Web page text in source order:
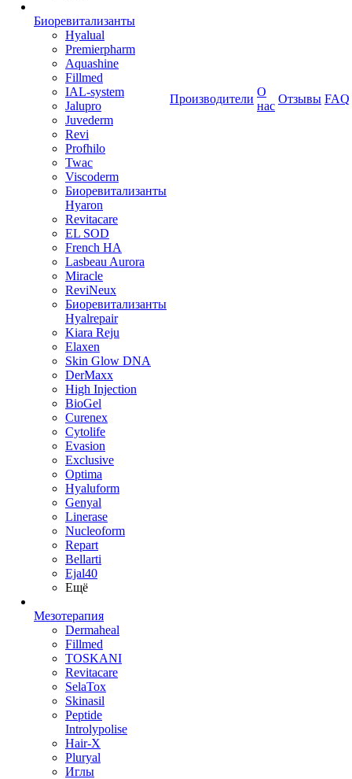
Биоревитализанты
Hyalual
Premierpharm
Aquashine
Fillmed
IAL-system
Jalupro
Juvederm
Revi
Profhilo
Twac
Viscoderm
Биоревитализанты
Hyaron
Revitacare
EL SOD
French HA
Lasbeau Aurora
Miracle
ReviNeux
Биоревитализанты
Hyalrepair
Kiara Reju
Elaxen
Skin Glow DNA
DerMaxx
High Injection
BioGel
Curenex
Cytolife
Evasion
Exclusive
Optima
Hyaluform
Genyal
Linerase
Nucleoform
Repart
Bellarti
Ejal40
Ещё
Мезотерапия
Dermaheal
Fillmed
TOSKANI
Revitacare
SelaTox
Skinasil
Peptide
Introlypolise
Hair-X
Pluryal
Иглы
Производители
О
нас
Отзывы FAQ